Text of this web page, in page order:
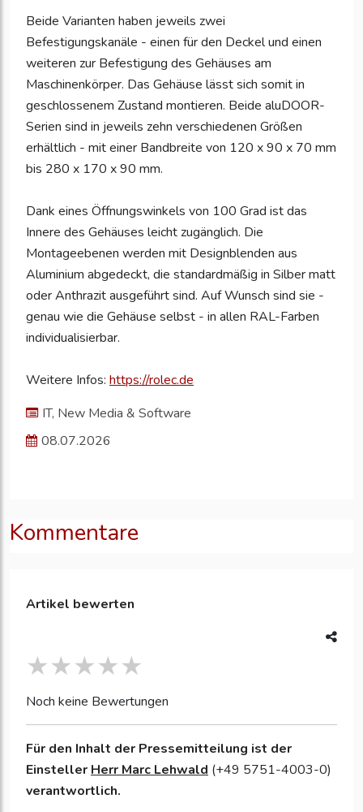
Beide Varianten haben jeweils zwei
Befestigungskanäle - einen für den Deckel und einen
weiteren zur Befestigung des Gehäuses am
Maschinenkörper. Das Gehäuse lässt sich somit in
geschlossenem Zustand montieren. Beide aluDOOR-
Serien sind in jeweils zehn verschiedenen Größen
erhältlich - mit einer Bandbreite von 120 x 90 x 70 mm
bis 280 x 170 x 90 mm.
Dank eines Öffnungswinkels von 100 Grad ist das
Innere des Gehäuses leicht zugänglich. Die
Montageebenen werden mit Designblenden aus
Aluminium abgedeckt, die standardmäßig in Silber matt
oder Anthrazit ausgeführt sind. Auf Wunsch sind sie -
genau wie die Gehäuse selbst - in allen RAL-Farben
individualisierbar.
Weitere Infos: https://rolec.de
IT, New Media & Software
08.07.2026
Kommentare
Artikel bewerten
Noch keine Bewertungen
Für den Inhalt der Pressemitteilung ist der
Einsteller Herr Marc Lehwald (+49 5751-4003-0)
verantwortlich.